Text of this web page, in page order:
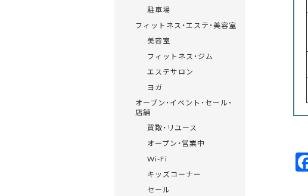
駐車場
フィットネス・エステ・美容室
美容室
フィットネス・ジム
エステサロン
ヨガ
オープン・イベント・セール・
店舗
買取・リユース
オープン・営業中
Wi-Fi
キッズコーナー
セール